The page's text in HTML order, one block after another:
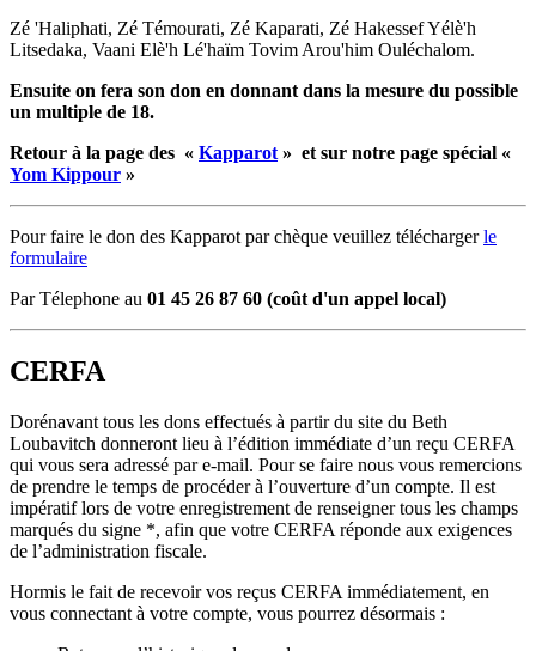
Zé 'Haliphati, Zé Témourati, Zé Kaparati, Zé Hakessef Yélè'h
Litsedaka, Vaani Elè'h Lé'haïm Tovim Arou'him Ouléchalom.
Ensuite on fera son don en donnant dans la mesure du possible
un multiple de 18.
Retour à la page des « Kapparot » et sur notre page spécial «
Yom Kippour »
Pour faire le don des Kapparot par chèque veuillez téléchargerle
formulaire
Par Télephone au 01 45 26 87 60 (coût d'un appel local)
CERFA
Dorénavant tous les dons effectués à partir du site du Beth
Loubavitch donneront lieu à l’édition immédiate d’un reçu CERFA
qui vous sera adressé par e-mail. Pour se faire nous vous remercions
de prendre le temps de procéder à l’ouverture d’un compte. Il est
impératif lors de votre enregistrement de renseigner tous les champs
marqués du signe *, afin que votre CERFA réponde aux exigences
de l’administration fiscale.
Hormis le fait de recevoir vos reçus CERFA immédiatement, en
vous connectant à votre compte, vous pourrez désormais :